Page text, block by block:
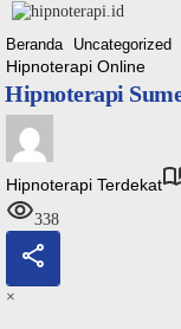
Langsung
konten
Beranda Uncategorized
Hipnoterapi Online
Hipnoterapi
Hipnoterapi Terdekat
338
×